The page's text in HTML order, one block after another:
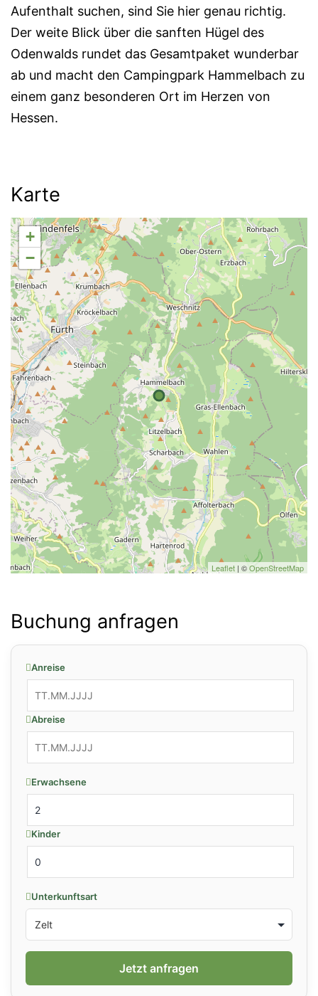
Aufenthalt suchen, sind Sie hier genau richtig.
Der weite Blick über die sanften Hügel des
Odenwalds rundet das Gesamtpaket wunderbar
ab und macht den Campingpark Hammelbach zu
einem ganz besonderen Ort im Herzen von
Hessen.
Karte
+
−
Leaflet | ©OpenStreetMap
Buchung anfragen
Anreise
Abreise
Erwachsene
Kinder
Unterkunftsart
Jetzt anfragen